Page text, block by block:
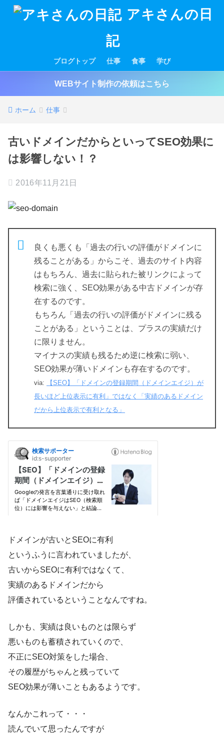
アキさんの日
記
ブログトップ 仕事 食事 学び
WEBサイト制作の依頼はこちら
ホーム 仕事
古いドメインだからといってSEO効果に
は影響しない！？
2016年11月21日
良くも悪くも「過去の行いの評価がドメインに
残ることがある」からこそ、過去のサイト内容
はもちろん、過去に貼られた被リンクによって
検索に強く、SEO効果がある中古ドメインが存
在するのです。
もちろん「過去の行いの評価がドメインに残る
ことがある」ということは、プラスの実績だけ
に限りません。
マイナスの実績も残るため逆に検索に弱い、
SEO効果が薄いドメインも存在するのです。
via:
【SEO】「ドメインの登録期間（ドメインエイジ）が
長いほど上位表示に有利」ではなく「実績のあるドメイン
だから上位表示で有利となる」
ドメインが古いとSEOに有利
というふうに言われていましたが、
古いからSEOに有利ではなくて、
実績のあるドメインだから
評価されているということなんですね。
しかも、実績は良いものとは限らず
悪いものも蓄積されていくので、
不正にSEO対策をした場合、
その履歴がちゃんと残っていて
SEO効果が薄いこともあるようです。
なんかこれって・・・
読んでいて思ったんですが